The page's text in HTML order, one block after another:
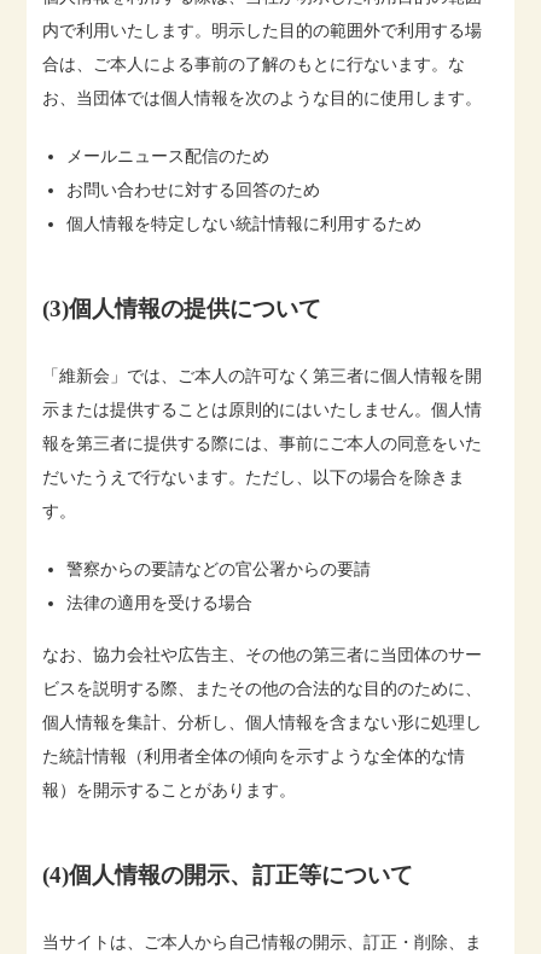
内で利用いたします。明示した目的の範囲外で利用する場
合は、ご本人による事前の了解のもとに行ないます。な
お、当団体では個人情報を次のような目的に使用します。
メールニュース配信のため
お問い合わせに対する回答のため
個人情報を特定しない統計情報に利用するため
(3)個人情報の提供について
「維新会」では、ご本人の許可なく第三者に個人情報を開
示または提供することは原則的にはいたしません。個人情
報を第三者に提供する際には、事前にご本人の同意をいた
だいたうえで行ないます。ただし、以下の場合を除きま
す。
警察からの要請などの官公署からの要請
法律の適用を受ける場合
なお、協力会社や広告主、その他の第三者に当団体のサー
ビスを説明する際、またその他の合法的な目的のために、
個人情報を集計、分析し、個人情報を含まない形に処理し
た統計情報（利用者全体の傾向を示すような全体的な情
報）を開示することがあります。
(4)個人情報の開示、訂正等について
当サイトは、ご本人から自己情報の開示、訂正・削除、ま